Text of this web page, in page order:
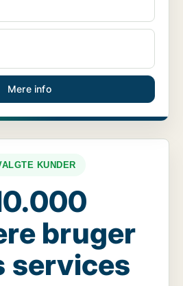
Mere info
KUNDER
bruger
services